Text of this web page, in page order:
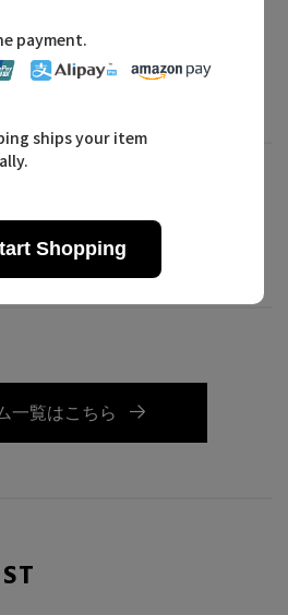
トネックニット（オーバーサイ
一覧はこちら